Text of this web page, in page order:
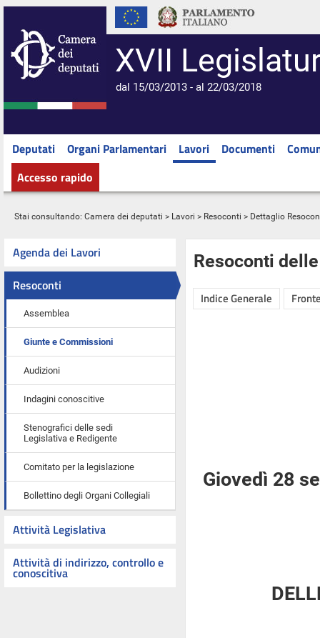
XVII
dal 15/03/2013 - al 22/03/2018
Deputati Organi Parlamentari Lavori Documenti
Accesso rapido
Stai consultando: Camera dei deputati > Lavori > Resoconti > Dettaglio
Agenda dei Lavori
Resoconti
Assemblea
Giunte e Commissioni
Audizioni
Indagini conoscitive
Stenografici delle sedi
Legislativa e Redigente
Comitato per la legislazione
Bollettino degli Organi Collegiali
Attività Legislativa
Attività di indirizzo, controllo e
conoscitiva
Resoconti
Indice Generale
Giovedì 28